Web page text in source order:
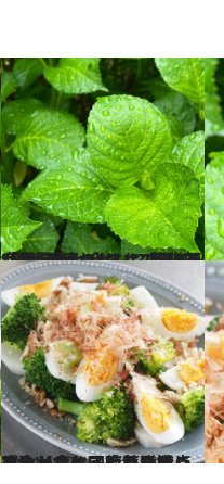
2025.7.19
“気分が晴れない” “消化不良"は湿度のせい!? 薬膳師が教える、今すぐできる「真夏のセルフケア」5選
グルメ
2024.12.7
冷えからくる疲れた時こそ食べてケア！毎日摂りたい【疲れ回復薬膳レシピ】と食べる時の注意点
グルメ